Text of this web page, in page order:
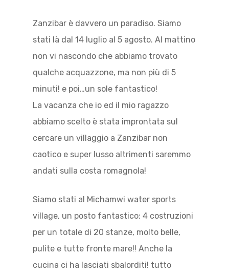
Zanzibar è davvero un paradiso. Siamo
stati là dal 14 luglio al 5 agosto. Al mattino
non vi nascondo che abbiamo trovato
qualche acquazzone, ma non più di 5
minuti! e poi…un sole fantastico!
La vacanza che io ed il mio ragazzo
abbiamo scelto è stata improntata sul
cercare un villaggio a Zanzibar non
caotico e super lusso altrimenti saremmo
andati sulla costa romagnola!
Siamo stati al Michamwi water sports
village, un posto fantastico: 4 costruzioni
per un totale di 20 stanze, molto belle,
pulite e tutte fronte mare!! Anche la
cucina ci ha lasciati sbalorditi! tutto